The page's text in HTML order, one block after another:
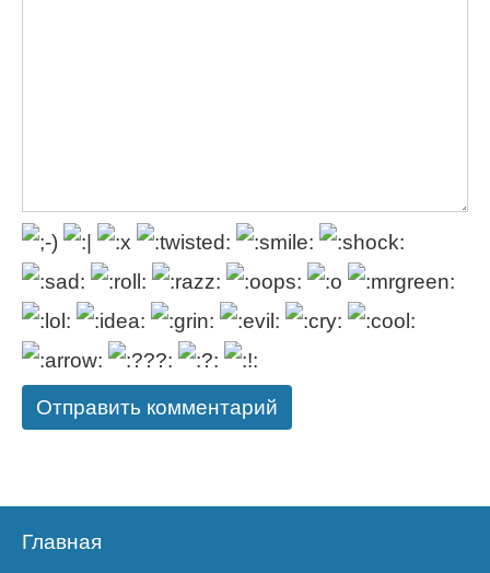
Главная